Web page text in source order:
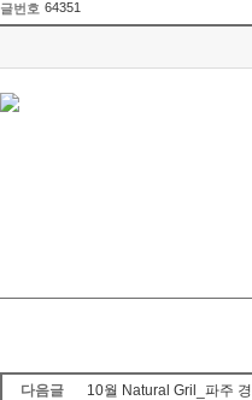
글번호 64351
다음글
10월 Natural Gril_파주